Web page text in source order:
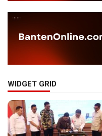
WIDGET GRID